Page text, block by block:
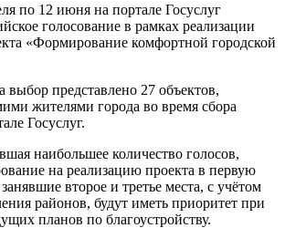
по 12 июня на портале Госуслуг
голосование в рамках реализации
«Формирование комфортной городской
представлено 27 объектов,
жителями города во время сбора
Госуслуг.
наибольшее количество голосов,
на реализацию проекта в первую
второе и третье места, с учётом
районов, будут иметь приоритет при
планов по благоустройству.